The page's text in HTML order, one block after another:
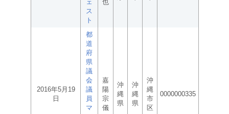
ェ
ス
ト
也
2016年5月19
日
都
道
府
県
議
会
議
員
マ
嘉
陽
宗
儀
沖
縄
県
沖
縄
県
沖
縄
市
区
0000000335